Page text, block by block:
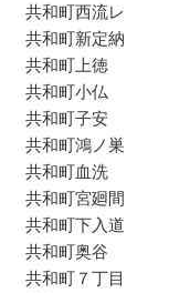
共和町西流レ
共和町新定納
共和町上徳
共和町小仏
共和町子安
共和町鴻ノ巣
共和町血洗
共和町宮廻間
共和町下入道
共和町奥谷
共和町７丁目